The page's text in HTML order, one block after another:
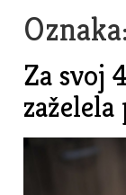
Oznaka:
Za svoj